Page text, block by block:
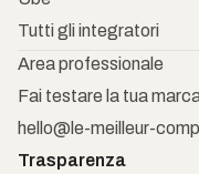
Tutti gli integratori
Area professionale
Fai testare la tua
hello@le-meilleur-
Trasparenza